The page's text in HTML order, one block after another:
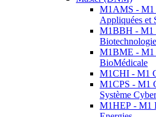
M1AMS - M1
Appliquées et
M1BBH - M1
M1BME - M1
BioMédicale
M1CHI - M1
M1CPS - M1
Système
M1HEP - M1